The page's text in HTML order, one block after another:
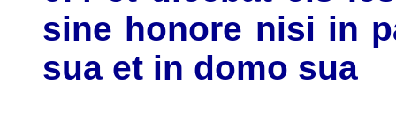
sine honore nisi in
sua et in domo sua